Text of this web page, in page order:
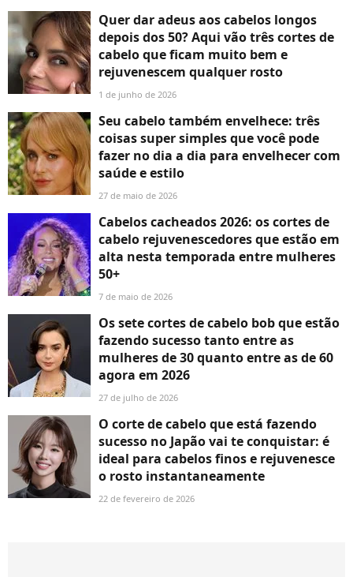
Quer dar adeus aos cabelos longos
depois dos 50? Aqui vão três cortes de
cabelo que ficam muito bem e
rejuvenescem qualquer rosto
1 de junho de 2026
Seu cabelo também envelhece: três
coisas super simples que você pode
fazer no dia a dia para envelhecer com
saúde e estilo
27 de maio de 2026
Cabelos cacheados 2026: os cortes de
cabelo rejuvenescedores que estão em
alta nesta temporada entre mulheres
50+
7 de maio de 2026
Os sete cortes de cabelo bob que estão
fazendo sucesso tanto entre as
mulheres de 30 quanto entre as de 60
agora em 2026
27 de julho de 2026
O corte de cabelo que está fazendo
sucesso no Japão vai te conquistar: é
ideal para cabelos finos e rejuvenesce
o rosto instantaneamente
22 de fevereiro de 2026